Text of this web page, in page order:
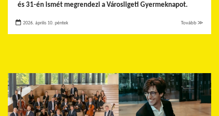
és 31-én ismét megrendezi a Városligeti Gyermeknapot.
2026. április 10. péntek Tovább ≫